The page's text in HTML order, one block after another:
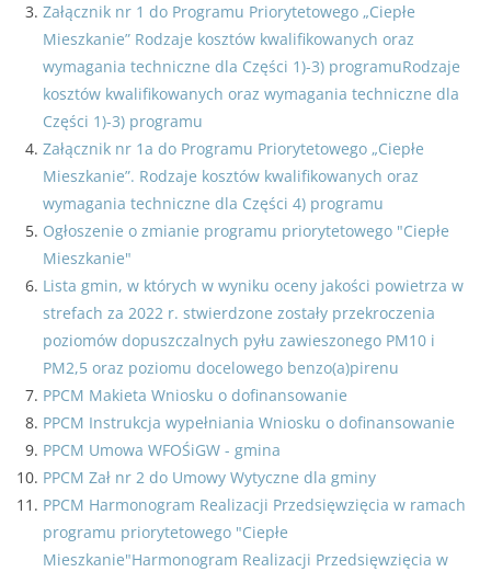
Załącznik nr 1 do Programu Priorytetowego „Ciepłe
Mieszkanie” Rodzaje kosztów kwalifikowanych oraz
wymagania techniczne dla Części 1)-3) programuRodzaje
kosztów kwalifikowanych oraz wymagania techniczne dla
Części 1)-3) programu
Załącznik nr 1a do Programu Priorytetowego „Ciepłe
Mieszkanie”. Rodzaje kosztów kwalifikowanych oraz
wymagania techniczne dla Części 4) programu
Ogłoszenie o zmianie programu priorytetowego "Ciepłe
Mieszkanie"
Lista gmin, w których w wyniku oceny jakości powietrza w
strefach za 2022 r. stwierdzone zostały przekroczenia
poziomów dopuszczalnych pyłu zawieszonego PM10 i
PM2,5 oraz poziomu docelowego benzo(a)pirenu
PPCM Makieta Wniosku o dofinansowanie
PPCM Instrukcja wypełniania Wniosku o dofinansowanie
PPCM Umowa WFOŚiGW - gmina
PPCM Zał nr 2 do Umowy Wytyczne dla gminy
PPCM Harmonogram Realizacji Przedsięwzięcia w ramach
programu priorytetowego "Ciepłe
Mieszkanie"Harmonogram Realizacji Przedsięwzięcia w